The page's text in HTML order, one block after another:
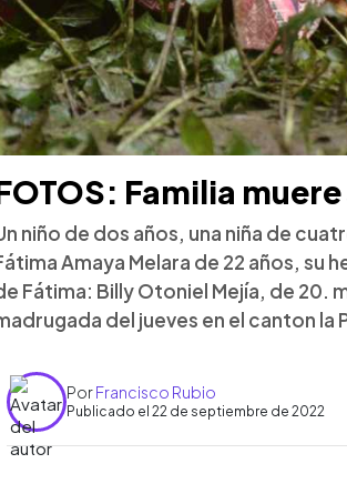
Familia
niño de dos años, una niña de
Amaya Melara de 22 años, su
Fátima: Billy Otoniel Mejía, de 20.
del jueves en el canton la
PorFrancisco Rubio
Publicado el 22 de septiembre de 2022